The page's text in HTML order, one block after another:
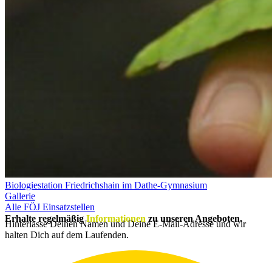
Biologiestation Friedrichshain im Dathe-Gymnasium
Gallerie
Alle FÖJ Einsatzstellen
Erhalte regelmäßig Informationen zu unseren Angeboten.
Hinterlasse Deinen Namen und Deine E-Mail-Adresse und wir
halten Dich auf dem Laufenden.